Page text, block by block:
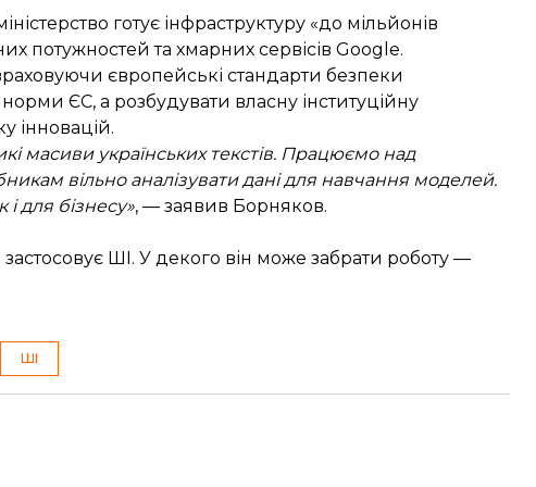
готує інфраструктуру «до мільйонів
потужностей та хмарних сервісів Google.
європейські стандарти безпеки
ЄС, а розбудувати власну інституційну
інновацій.
масиви українських текстів. Працюємо над
вільно аналізувати дані для навчання моделей.
для бізнесу», — заявив Борняков.
ШІ. У декого він може забрати роботу —
ШІ